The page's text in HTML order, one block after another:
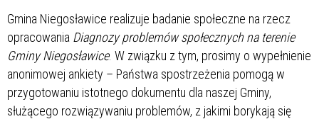
Gmina Niegosławice realizuje badanie społeczne na rzecz
opracowania Diagnozy problemów społecznych na terenie
Gminy Niegosławice. W związku z tym, prosimy o wypełnienie
anonimowej ankiety – Państwa spostrzeżenia pomogą w
przygotowaniu istotnego dokumentu dla naszej Gminy,
służącego rozwiązywaniu problemów, z jakimi borykają się